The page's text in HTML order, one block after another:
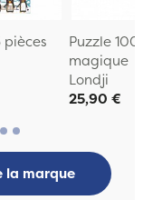
pièces
Puzzle 100
magique
Londji
25,90 €
la marque